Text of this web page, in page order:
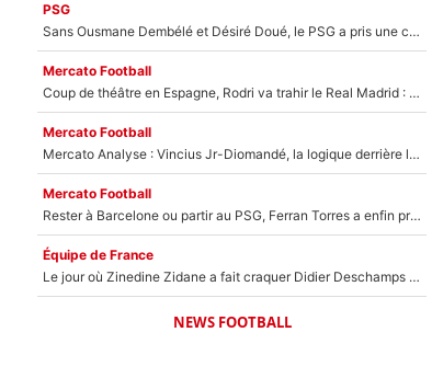
PSG
Sans Ousmane Dembélé et Désiré Doué, le PSG a pris une correction face à Majorque : Luis Enrique attend avec impatience des renforts !
Mercato Football
Coup de théâtre en Espagne, Rodri va trahir le Real Madrid : Le Ballon d'Or a choisi de signer au FC Barcelone !
Mercato Football
Mercato Analyse : Vincius Jr-Diomandé, la logique derrière la concordance des temps
Mercato Football
Rester à Barcelone ou partir au PSG, Ferran Torres a enfin pris sa décision : La course contre la montre est lancée !
Équipe de France
Le jour où Zinedine Zidane a fait craquer Didier Deschamps en équipe de France : «Je m’en suis voulu», l’ancien sélectionneur a regretté son geste !
NEWS FOOTBALL